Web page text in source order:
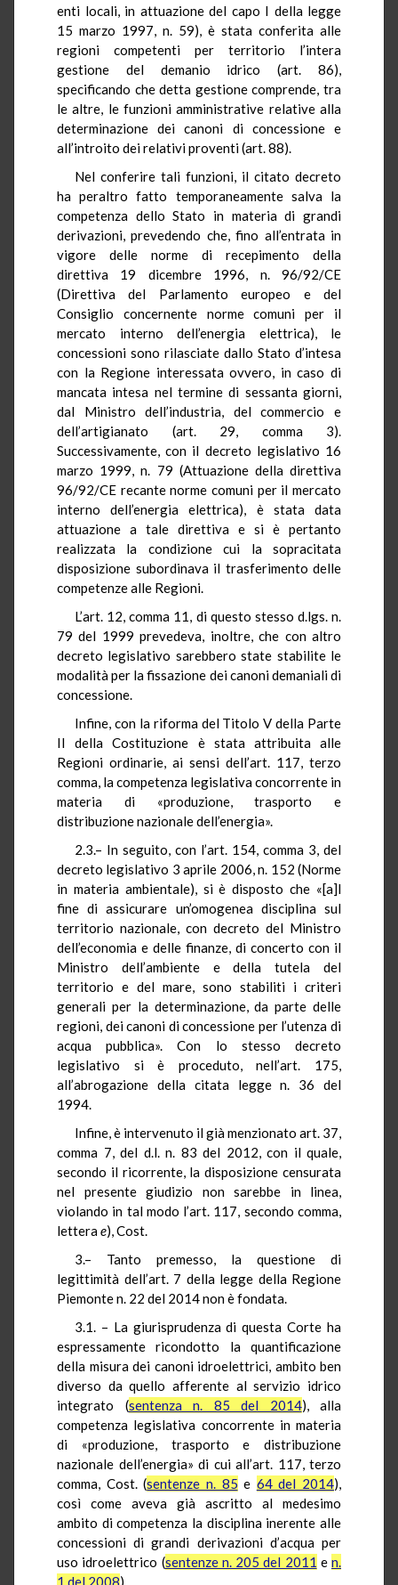
enti locali, in attuazione del capo I della legge
15 marzo 1997, n. 59), è stata conferita alle
regioni competenti per territorio l’intera
gestione del demanio idrico (art. 86),
specificando che detta gestione comprende, tra
le altre, le funzioni amministrative relative alla
determinazione dei canoni di concessione e
all’introito dei relativi proventi (art. 88).
Nel conferire tali funzioni, il citato decreto
ha peraltro fatto temporaneamente salva la
competenza dello Stato in materia di grandi
derivazioni, prevedendo che, fino all’entrata in
vigore delle norme di recepimento della
direttiva 19 dicembre 1996, n. 96/92/CE
(Direttiva del Parlamento europeo e del
Consiglio concernente norme comuni per il
mercato interno dell’energia elettrica), le
concessioni sono rilasciate dallo Stato d’intesa
con la Regione interessata ovvero, in caso di
mancata intesa nel termine di sessanta giorni,
dal Ministro dell’industria, del commercio e
dell’artigianato (art. 29, comma 3).
Successivamente, con il decreto legislativo 16
marzo 1999, n. 79 (Attuazione della direttiva
96/92/CE recante norme comuni per il mercato
interno dell’energia elettrica), è stata data
attuazione a tale direttiva e si è pertanto
realizzata la condizione cui la sopracitata
disposizione subordinava il trasferimento delle
competenze alle Regioni.
L’art. 12, comma 11, di questo stesso d.lgs. n.
79 del 1999 prevedeva, inoltre, che con altro
decreto legislativo sarebbero state stabilite le
modalità per la fissazione dei canoni demaniali di
concessione.
Infine, con la riforma del Titolo V della Parte
II della Costituzione è stata attribuita alle
Regioni ordinarie, ai sensi dell’art. 117, terzo
comma, la competenza legislativa concorrente in
materia di «produzione, trasporto e
distribuzione nazionale dell’energia».
2.3.– In seguito, con l’art. 154, comma 3, del
decreto legislativo 3 aprile 2006, n. 152 (Norme
in materia ambientale), si è disposto che «[a]l
fine di assicurare un’omogenea disciplina sul
territorio nazionale, con decreto del Ministro
dell’economia e delle finanze, di concerto con il
Ministro dell’ambiente e della tutela del
territorio e del mare, sono stabiliti i criteri
generali per la determinazione, da parte delle
regioni, dei canoni di concessione per l’utenza di
acqua pubblica». Con lo stesso decreto
legislativo si è proceduto, nell’art. 175,
all’abrogazione della citata legge n. 36 del
1994.
Infine, è intervenuto il già menzionato art. 37,
comma 7, del d.l. n. 83 del 2012, con il quale,
secondo il ricorrente, la disposizione censurata
nel presente giudizio non sarebbe in linea,
violando in tal modo l’art. 117, secondo comma,
letterae), Cost.
3.– Tanto premesso, la questione di
legittimità dell’art. 7 della legge della Regione
Piemonte n. 22 del 2014 non è fondata.
3.1. – La giurisprudenza di questa Corte ha
espressamente ricondotto la quantificazione
della misura dei canoni idroelettrici, ambito ben
diverso da quello afferente al servizio idrico
integrato (sentenza n. 85 del 2014), alla
competenza legislativa concorrente in materia
di «produzione, trasporto e distribuzione
nazionale dell’energia» di cui all’art. 117, terzo
comma, Cost. (sentenze n. 85 e 64 del 2014),
così come aveva già ascritto al medesimo
ambito di competenza la disciplina inerente alle
concessioni di grandi derivazioni d’acqua per
uso idroelettrico (sentenze n. 205 del 2011 e n.
1 del 2008).